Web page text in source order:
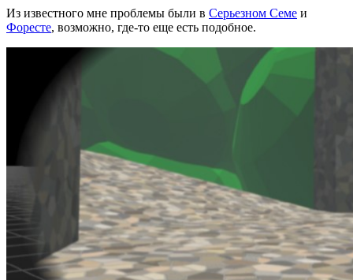
Из известного мне проблемы были в Серьезном Семе и
Форесте, возможно, где-то еще есть подобное.